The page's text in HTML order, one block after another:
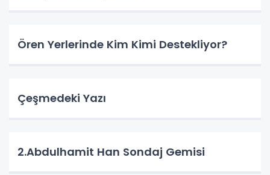
Ören Yerlerinde Kim Kimi Destekliyor?
Çeşmedeki Yazı
2.Abdulhamit Han Sondaj Gemisi